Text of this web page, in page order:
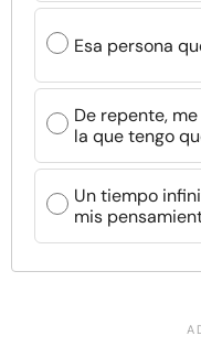
Esa persona
De repente,
la que tengo
Un tiempo
mis